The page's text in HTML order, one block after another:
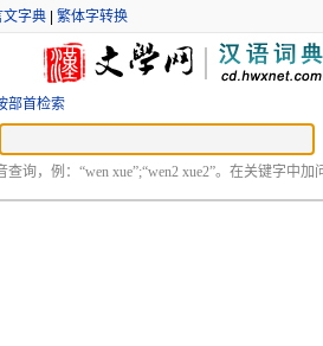
文字典| 繁体字转换
部首检索
查询，例：“wen xue”;“wen2 xue2”。在关键字中加